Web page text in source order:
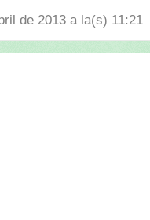
de 2013 a la(s) 11:21